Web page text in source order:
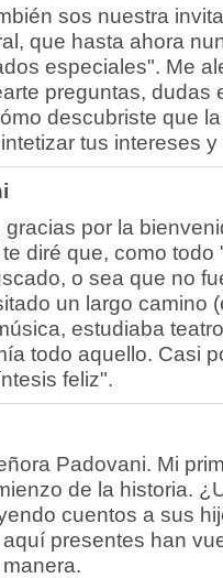
sos nuestra
que hasta ahora
especiales". Me
preguntas, dudas
descubriste que
tus intereses
gracias por la
diré que, como
o sea que no
un largo camino
estudiaba
todo aquello. Casi
feliz".
Padovani. Mi
de la historia.
cuentos a sus
presentes han